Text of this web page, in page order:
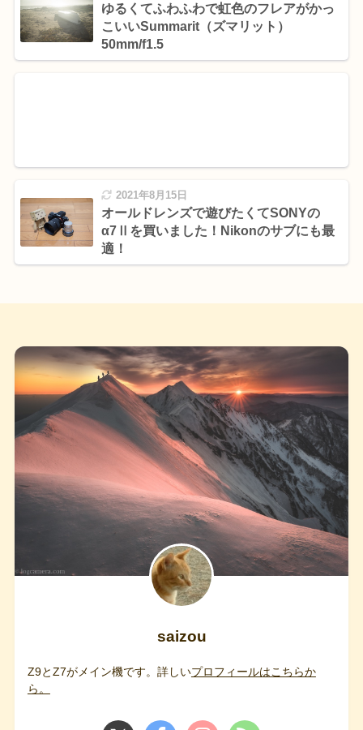
ゆるくてふわふわで虹色のフレアがかっ
こいいSummarit（ズマリット）
50mm/f1.5
2021年8月15日
オールドレンズで遊びたくてSONYの
α7Ⅱを買いました！Nikonのサブにも最
適！
saizou
Z9とZ7がメイン機です。詳しいプロフィールはこちらか
ら。